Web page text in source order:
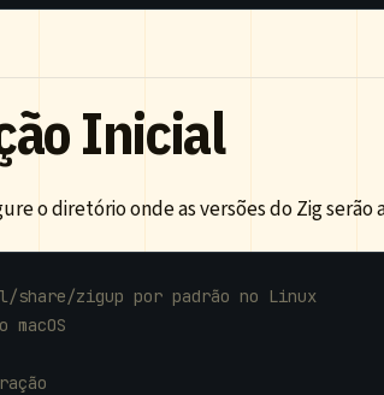
Inicial
o diretório onde as versões do Zig serão
share/zigup por padrão no Linux